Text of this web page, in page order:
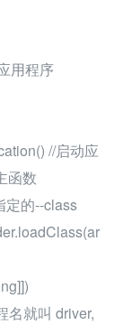
用程序
//启动应
函数
定的--class
名就叫 driver,